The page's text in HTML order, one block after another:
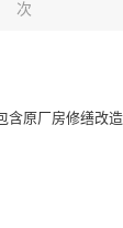
次
原厂房修缮改